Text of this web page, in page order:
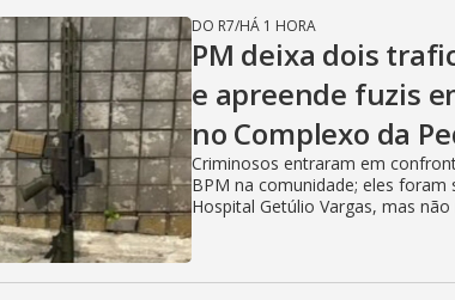
DO R7/HÁ 1 HORA
PM deixa dois
e apreende fuzis
no Complexo da
Criminosos entraram em
BPM na comunidade; eles foram
Hospital Getúlio Vargas, mas